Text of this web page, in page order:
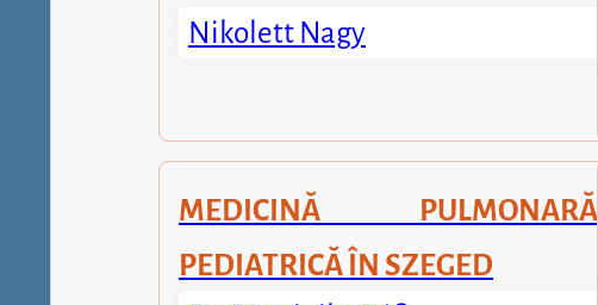
Nikolett Nagy
MEDICINĂ PULMONARĂ
PEDIATRICĂ ÎN SZEGED